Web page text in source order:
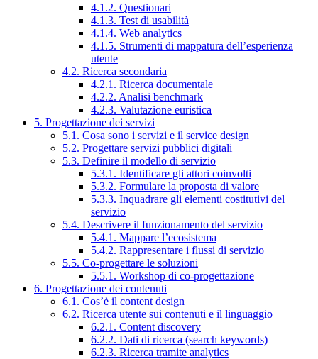
4.1.2. Questionari
4.1.3. Test di usabilità
4.1.4. Web analytics
4.1.5. Strumenti di mappatura dell’esperienza
utente
4.2. Ricerca secondaria
4.2.1. Ricerca documentale
4.2.2. Analisi benchmark
4.2.3. Valutazione euristica
5. Progettazione dei servizi
5.1. Cosa sono i servizi e il service design
5.2. Progettare servizi pubblici digitali
5.3. Definire il modello di servizio
5.3.1. Identificare gli attori coinvolti
5.3.2. Formulare la proposta di valore
5.3.3. Inquadrare gli elementi costitutivi del
servizio
5.4. Descrivere il funzionamento del servizio
5.4.1. Mappare l’ecosistema
5.4.2. Rappresentare i flussi di servizio
5.5. Co-progettare le soluzioni
5.5.1. Workshop di co-progettazione
6. Progettazione dei contenuti
6.1. Cos’è il content design
6.2. Ricerca utente sui contenuti e il linguaggio
6.2.1. Content discovery
6.2.2. Dati di ricerca (search keywords)
6.2.3. Ricerca tramite analytics